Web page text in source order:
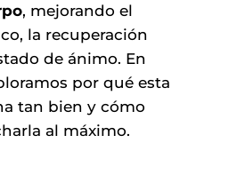
, mejorando el
la recuperación
de ánimo. En
por qué esta
tan bien y cómo
al máximo.